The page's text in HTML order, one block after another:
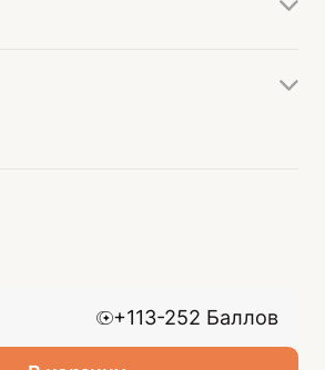
+113-252 Баллов
коммерческое